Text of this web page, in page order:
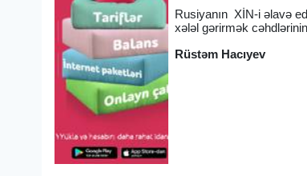
Rusiyanın XİN-i əlavə
xələl gərirmək
Rüstəm Hacıyev